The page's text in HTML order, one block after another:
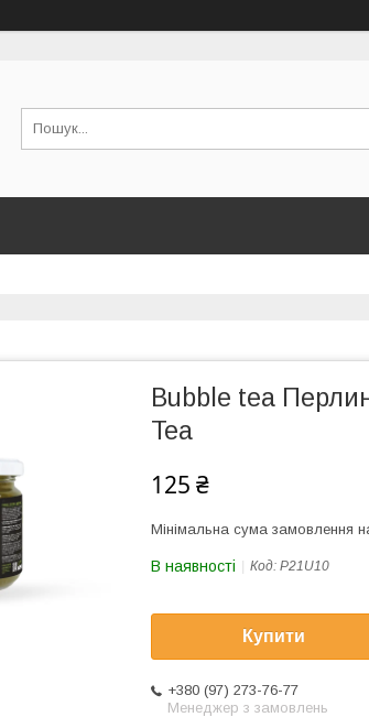
Bubble tea
Tea
125 ₴
Мінімальна сума замовлення
В наявності Код: P21U10
Купити
+380 (97) 273-76-77
Менеджер з замовлень